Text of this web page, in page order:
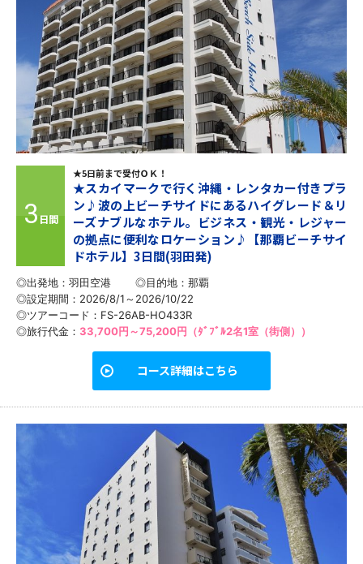
3 日間
★5日前まで受付ＯＫ！
★スカイマークで行く沖縄・レンタカー付きプラ
ン♪波の上ビーチサイドにあるハイグレード＆リ
ーズナブルなホテル。ビジネス・観光・レジャー
の拠点に便利なロケーション♪【那覇ビーチサイ
ドホテル】3日間(羽田発)
◎出発地：羽田空港 ◎目的地： 那覇
◎設定期間：2026/8/1～2026/10/22
◎ツアーコード：FS-26AB-HO433R
◎旅行代金： 33,700円～75,200円（ﾀﾞﾌﾞﾙ2名1室（街側））
コース詳細はこちら